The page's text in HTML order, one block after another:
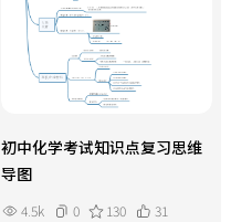
初中化学考试知识点复习思维
导图
4.5k 0 130
31